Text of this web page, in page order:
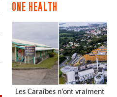
ONE HEALTH
Les Caraïbes n’ont vraiment